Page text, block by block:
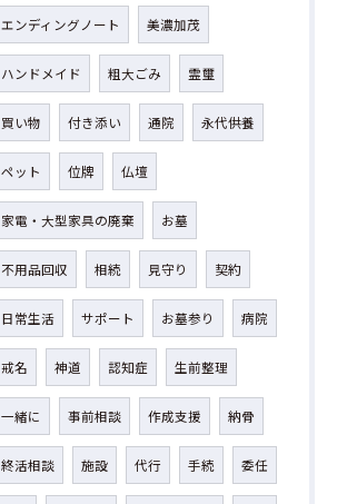
エンディングノート 美濃加茂
ハンドメイド 粗大ごみ 霊璽
買い物 付き添い 通院 永代供養
ペット 位牌 仏壇
家電・大型家具の廃棄 お墓
不用品回収 相続 見守り 契約
日常生活 サポート お墓参り 病院
戒名 神道 認知症 生前整理
一緒に 事前相談 作成支援 納骨
終活相談 施設 代行 手続 委任